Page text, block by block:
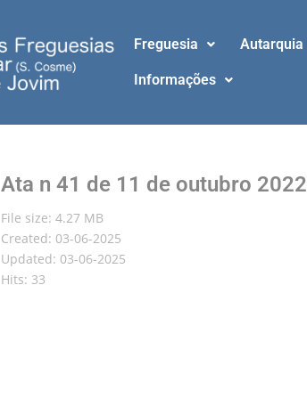
Freguesia Autarquia
Informações
Ata n 41 de 11 de outubro 2022
File size: 4.27 MB
Created: 03-06-2025
Updated: 03-06-2025
Hits: 33